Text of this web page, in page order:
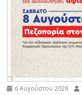
6 Αυγούστου 2026